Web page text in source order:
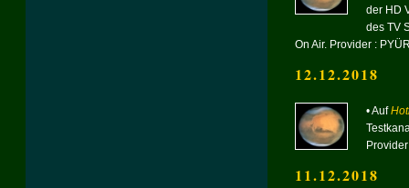
der HD
des TV
On Air. Provider :
12.12.2018
• Auf
11.12.2018